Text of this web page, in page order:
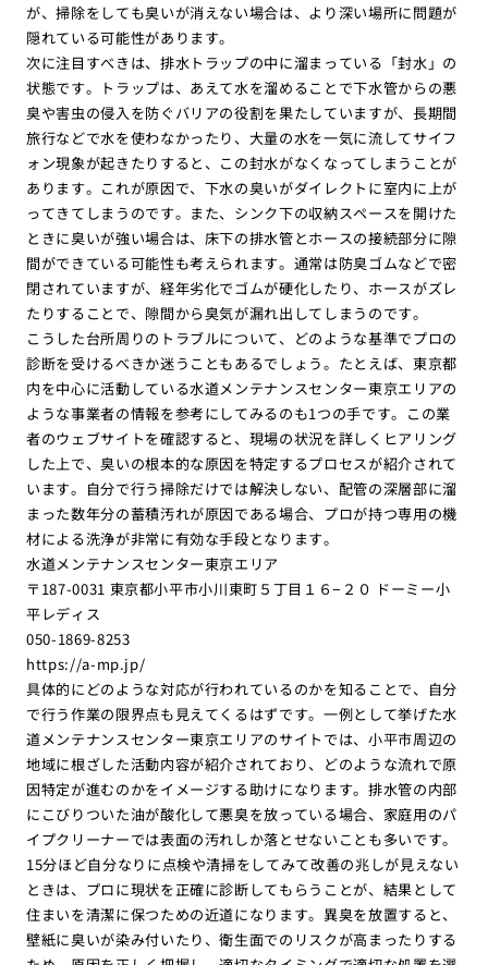
が、掃除をしても臭いが消えない場合は、より深い場所に問題が
隠れている可能性があります。
次に注目すべきは、排水トラップの中に溜まっている「封水」の
状態です。トラップは、あえて水を溜めることで下水管からの悪
臭や害虫の侵入を防ぐバリアの役割を果たしていますが、長期間
旅行などで水を使わなかったり、大量の水を一気に流してサイフ
ォン現象が起きたりすると、この封水がなくなってしまうことが
あります。これが原因で、下水の臭いがダイレクトに室内に上が
ってきてしまうのです。また、シンク下の収納スペースを開けた
ときに臭いが強い場合は、床下の排水管とホースの接続部分に隙
間ができている可能性も考えられます。通常は防臭ゴムなどで密
閉されていますが、経年劣化でゴムが硬化したり、ホースがズレ
たりすることで、隙間から臭気が漏れ出してしまうのです。
こうした台所周りのトラブルについて、どのような基準でプロの
診断を受けるべきか迷うこともあるでしょう。たとえば、東京都
内を中心に活動している水道メンテナンスセンター東京エリアの
ような事業者の情報を参考にしてみるのも1つの手です。この業
者のウェブサイトを確認すると、現場の状況を詳しくヒアリング
した上で、臭いの根本的な原因を特定するプロセスが紹介されて
います。自分で行う掃除だけでは解決しない、配管の深層部に溜
まった数年分の蓄積汚れが原因である場合、プロが持つ専用の機
材による洗浄が非常に有効な手段となります。
水道メンテナンスセンター東京エリア
〒187-0031 東京都小平市小川東町５丁目１６−２０ ドーミー小
平レディス
050-1869-8253
https://a-mp.jp/
具体的にどのような対応が行われているのかを知ることで、自分
で行う作業の限界点も見えてくるはずです。一例として挙げた水
道メンテナンスセンター東京エリアのサイトでは、小平市周辺の
地域に根ざした活動内容が紹介されており、どのような流れで原
因特定が進むのかをイメージする助けになります。排水管の内部
にこびりついた油が酸化して悪臭を放っている場合、家庭用のパ
イプクリーナーでは表面の汚れしか落とせないことも多いです。
15分ほど自分なりに点検や清掃をしてみて改善の兆しが見えない
ときは、プロに現状を正確に診断してもらうことが、結果として
住まいを清潔に保つための近道になります。異臭を放置すると、
壁紙に臭いが染み付いたり、衛生面でのリスクが高まったりする